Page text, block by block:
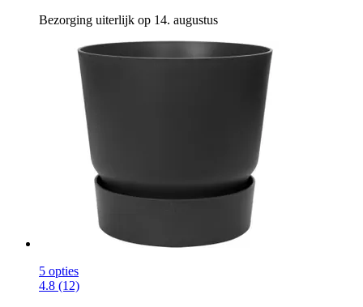
Bezorging uiterlijk op 14. augustus
5 opties
4.8 (12)